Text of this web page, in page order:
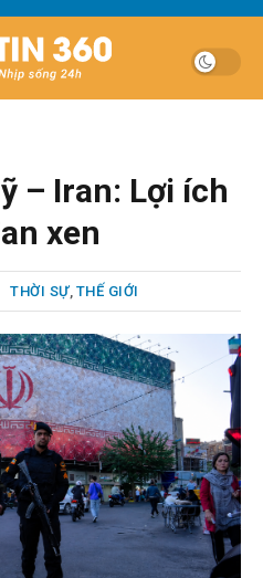
– Iran: Lợi ích
xen
THỜI SỰ, THẾ GIỚI